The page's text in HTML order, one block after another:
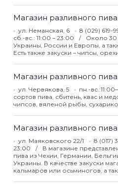
Магазин разливного пива
ул. Неманская, 6 8 (029) 619-
сб.-вс.: 11:00 – 23:00
Около 30
Украины, России и Европы, а
Есть также закуски – чипсы,
Магазин разливного
ул. Червякова, 5 пн.-
сортов пива, сбитень, квас и
чипсов, вяленой рыбы,
Магазин разливного
ул. Маяковского 22/1 8 (017)
23:00
В магазине
пива из Чехии, Германии,
Украины. В качестве закуски
кальмаров или осьминогов, а